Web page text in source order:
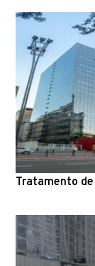
Tratamento